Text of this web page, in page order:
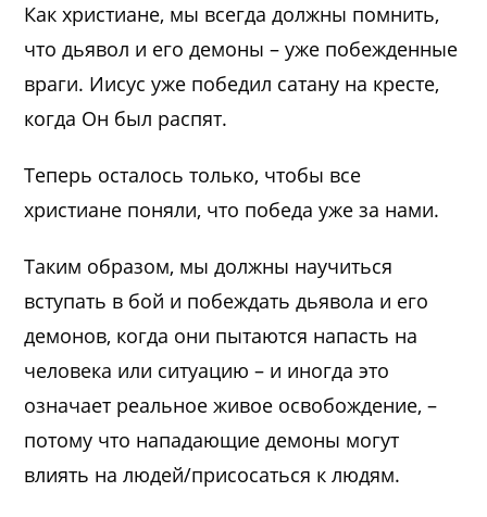
Как христиане, мы всегда должны помнить,
что дьявол и его демоны – уже побежденные
враги. Иисус уже победил сатану на кресте,
когда Он был распят.
Теперь осталось только, чтобы все
христиане поняли, что победа уже за нами.
Таким образом, мы должны научиться
вступать в бой и побеждать дьявола и его
демонов, когда они пытаются напасть на
человека или ситуацию – и иногда это
означает реальное живое освобождение, –
потому что нападающие демоны могут
влиять на людей/присосаться к людям.